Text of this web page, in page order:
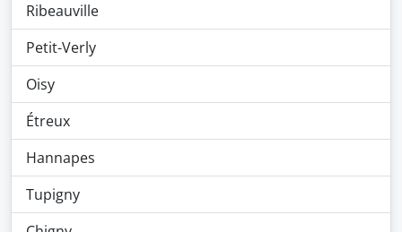
Ribeauville
Petit-Verly
Oisy
Étreux
Hannapes
Tupigny